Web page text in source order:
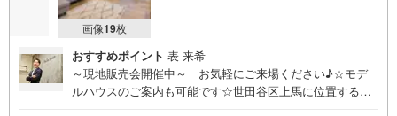
画像19枚
おすすめポイント 表 来希
～現地販売会開催中～ お気軽にご来場ください♪☆モデ
ルハウスのご案内も可能です☆世田谷区上馬に位置する新